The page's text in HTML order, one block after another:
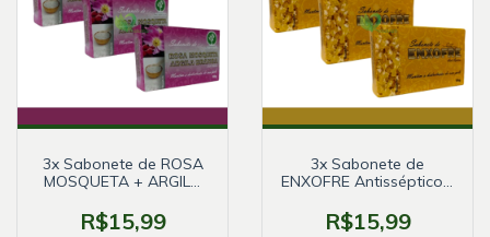
3x Sabonete de ROSA
MOSQUETA + ARGILA
R$15,99
3x Sabonete de
ENXOFRE Antisséptico -
R$15,99